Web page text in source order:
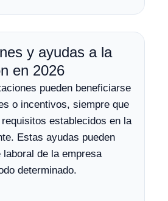
y ayudas a la
en 2026
pueden beneficiarse
o incentivos, siempre que
establecidos en la
Estas ayudas pueden
de la empresa
determinado.